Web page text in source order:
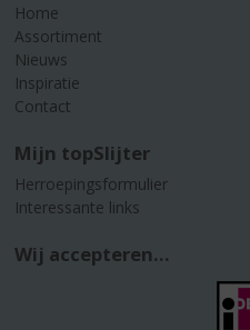
Home
Assortiment
Nieuws
Inspiratie
Contact
Mijn topSlijter
Herroepingsformulier
Interessante links
Wij accepteren...